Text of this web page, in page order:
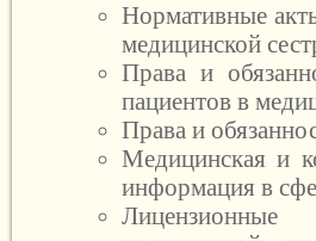
Нормативные
медицинской
Права и
пациентов в
Права и
Медицинская и
информация в